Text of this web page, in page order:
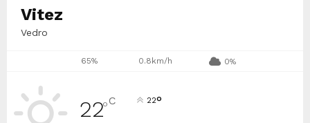
Vitez
Vedro
65% 0.8km/h 0%
22°C 22°